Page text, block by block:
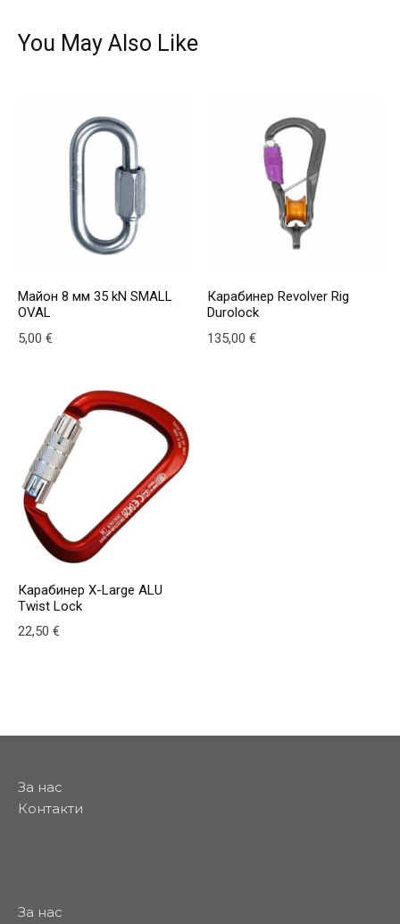
You May Also Like
Майон 8 мм 35 kN SMALL
OVAL
5,00 €
Карабинер Revolver Rig
Durolock
135,00€
Карабинер X-Large ALU
Twist Lock
22,50 €
За нас
Контакти
За нас